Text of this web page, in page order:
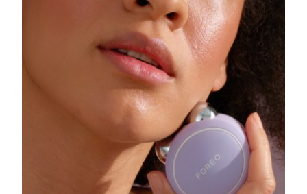
Entrega prevista 08/08/2026
Entrega prevista 08/08/2026
Entrega prevista
Entrega prevista13/08/2026
Entrega prevista 12/08/2026
Entrega prevista 09/08/2026